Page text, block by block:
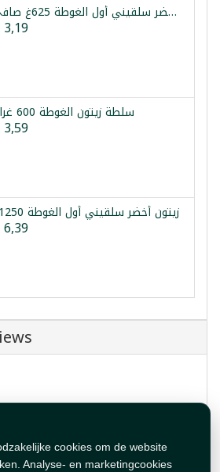
cookies om de website
Analyse- en marketingcookies
زيتون أخضر سلقيني أول الغوطة 625غ صافي
سلطة زيتون الغوطة 600 غرام
زيتون أخضر سلقيني أول الغوطة 1250غ